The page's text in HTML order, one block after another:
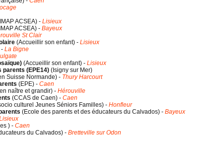
ACSEA) - Lisieux
ACSEA) - Bayeux
St Clair
(Accueillir son enfant) - Lisieux
- La Bigne
(Accueillir son enfant) - Lisieux
parents (EPE14) ( Isigny sur Mer)
Suisse Normande) - Thury Harcourt
(EPE) - Caen
naître et grandir) - Hérouville
(CCAS de Caen) - Caen
culturel Jeunes Séniors Familles) - Honfleur
(Ecole des parents et des éducateurs du Calvados) - Bayeux
) - Caen
du Calvados) - Bretteville sur Odon